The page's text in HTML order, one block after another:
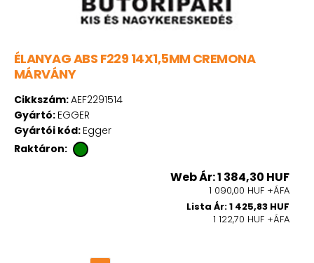
ÉLANYAG ABS F229 14X1,5MM CREMONA
MÁRVÁNY
Cikkszám:AEF2291514
Gyártó: EGGER
Gyártói kód: Egger
Raktáron:
Web Ár: 1 384,30 HUF
1 090,00 HUF +ÁFA
Lista Ár: 1 425,83 HUF
1 122,70 HUF +ÁFA